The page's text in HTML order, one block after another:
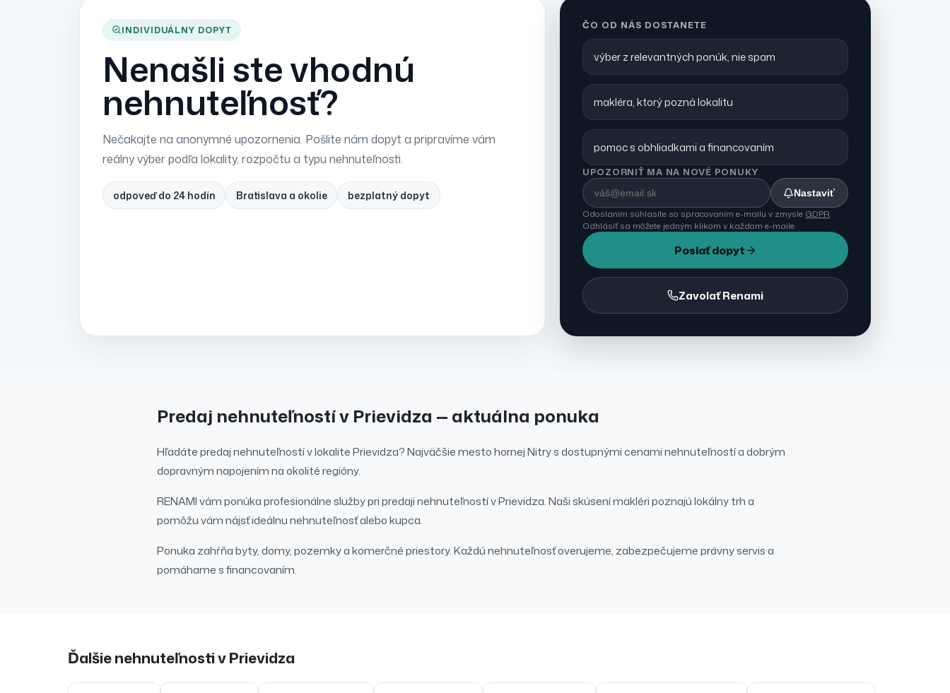
INDIVIDUÁLNY DOPYT
Nenašli ste vhodnú
nehnuteľnosť?
Nečakajte na anonymné upozornenia. Pošlite nám dopyt a pripravíme vám
reálny výber podľa lokality, rozpočtu a typu nehnuteľnosti.
odpoveď do 24 hodín Bratislava a okolie bezplatný dopyt
ČO OD NÁS DOSTANETE
výber z relevantných ponúk, nie spam
makléra, ktorý pozná lokalitu
pomoc s obhliadkami a financovaním
UPOZORNIŤ MA NA NOVÉ PONUKY
Nastaviť
Odoslaním súhlasíte so spracovaním e-mailu v zmysle GDPR.
Odhlásiť sa môžete jedným klikom v každom e-maile.
Poslať dopyt
Zavolať Renami
Predaj nehnuteľnostív Prievidza — aktuálna ponuka
Hľadátepredajnehnuteľnostív lokalitePrievidza?Najväčšie mesto hornej Nitry s dostupnými cenami nehnuteľností a dobrým
dopravným napojením na okolité regióny.
RENAMI vám ponúka profesionálne služby pripredajinehnuteľnostívPrievidza. Naši skúsení makléri poznajú lokálny trh a
pomôžu vám nájsť ideálnu nehnuteľnosť alebo kupca.
Ponuka zahŕňa byty, domy, pozemky a komerčné priestory.Každú nehnuteľnosť overujeme, zabezpečujeme právny servis a
pomáhame s financovaním.
Ďalšie nehnuteľnosti vPrievidza